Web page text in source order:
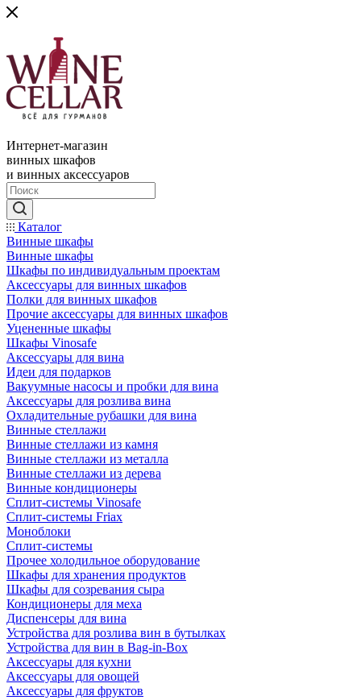
Интернет-магазин
винных шкафов
и винных аксессуаров
Каталог
Винные шкафы
Винные шкафы
Шкафы по индивидуальным проектам
Аксессуары для винных шкафов
Полки для винных шкафов
Прочие аксессуары для винных шкафов
Уцененные шкафы
Шкафы Vinosafe
Аксессуары для вина
Идеи для подарков
Вакуумные насосы и пробки для вина
Аксессуары для розлива вина
Охладительные рубашки для вина
Винные стеллажи
Винные стеллажи из камня
Винные стеллажи из металла
Винные стеллажи из дерева
Винные кондиционеры
Сплит-системы Vinosafe
Сплит-системы Friax
Моноблоки
Сплит-системы
Прочее холодильное оборудование
Шкафы для хранения продуктов
Шкафы для созревания сыра
Кондиционеры для меха
Диспенсеры для вина
Устройства для розлива вин в бутылках
Устройства для вин в Bag-in-Box
Аксессуары для кухни
Аксессуары для овощей
Аксессуары для фруктов